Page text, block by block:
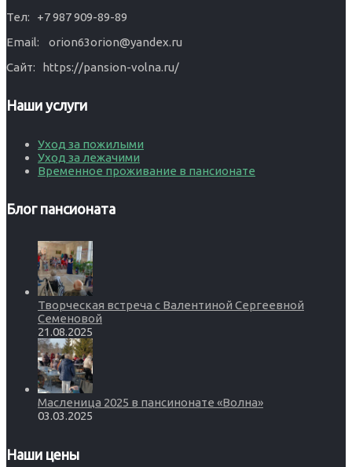
Тел: +7 987 909-89-89
Email: orion63orion@yandex.ru
Сайт: https://pansion-volna.ru/
Наши услуги
Уход за пожилыми
Уход за лежачими
Временное проживание в пансионате
Блог пансионата
Творческая встреча с Валентиной Сергеевной
Семеновой
21.08.2025
Масленица 2025 в пансинонате «Волна»
03.03.2025
Наши цены